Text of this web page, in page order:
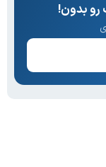
بدون!